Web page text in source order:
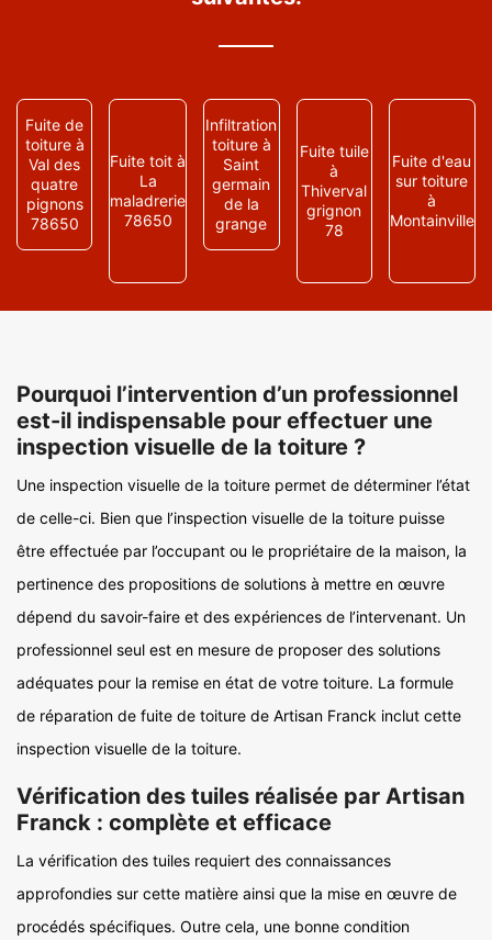
Fuite de
toiture à
Val des
quatre
pignons
78650
Fuite toit à
La
maladrerie
78650
Infiltration
toiture à
Saint
germain
de la
grange
Fuite tuile
à
Thiverval
grignon
78
Fuite d'eau
sur toiture
à
Montainville
Pourquoi l’intervention d’un professionnel
est-il indispensable pour effectuer une
inspection visuelle de la toiture ?
Une inspection visuelle de la toiture permet de déterminer l’état
de celle-ci. Bien que l’inspection visuelle de la toiture puisse
être effectuée par l’occupant ou le propriétaire de la maison, la
pertinence des propositions de solutions à mettre en œuvre
dépend du savoir-faire et des expériences de l’intervenant. Un
professionnel seul est en mesure de proposer des solutions
adéquates pour la remise en état de votre toiture. La formule
de réparation de fuite de toiture de Artisan Franck inclut cette
inspection visuelle de la toiture.
Vérification des tuiles réalisée par Artisan
Franck : complète et efficace
La vérification des tuiles requiert des connaissances
approfondies sur cette matière ainsi que la mise en œuvre de
procédés spécifiques. Outre cela, une bonne condition